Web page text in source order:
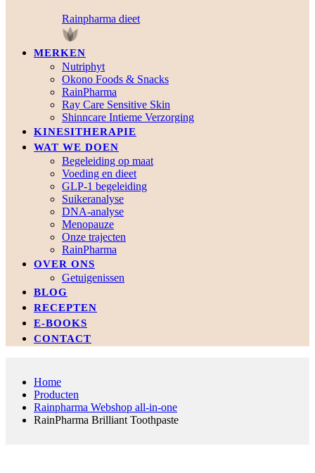
Rainpharma dieet
MERKEN
Nutriphyt
Okono Foods & Snacks
RainPharma
Ray Care Sensitive Skin
Shinncare Intieme Verzorging
KINESITHERAPIE
WAT WE DOEN
Begeleiding op maat
Voeding en dieet
GLP-1 begeleiding
Suikeranalyse
DNA-analyse
Menopauze
Onze trajecten
RainPharma
OVER ONS
Getuigenissen
BLOG
RECEPTEN
E-BOOKS
CONTACT
Home
Producten
Rainpharma Webshop all-in-one
RainPharma Brilliant Toothpaste